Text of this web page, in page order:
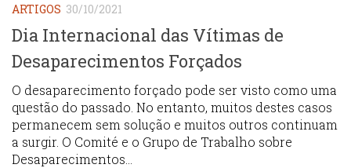
ARTIGOS 30/10/2021
Dia Internacional das Vítimas de
Desaparecimentos Forçados
O desaparecimento forçado pode ser visto como uma
questão do passado. No entanto, muitos destes casos
permanecem sem solução e muitos outros continuam
a surgir. O Comité e o Grupo de Trabalho sobre
Desaparecimentos...